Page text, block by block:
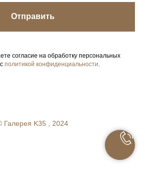
Отправить
согласие на обработку персональных
политикой конфиденциальности.
Галерея K35 , 2024